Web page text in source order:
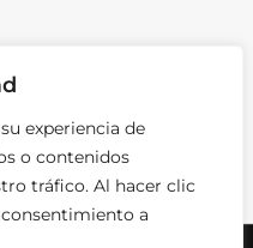
experiencia de
o contenidos
tráfico. Al hacer clic
consentimiento a
DERECHOS RESERVADOS.